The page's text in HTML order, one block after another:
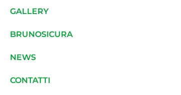
GALLERY
BRUNOSICURA
NEWS
CONTATTI